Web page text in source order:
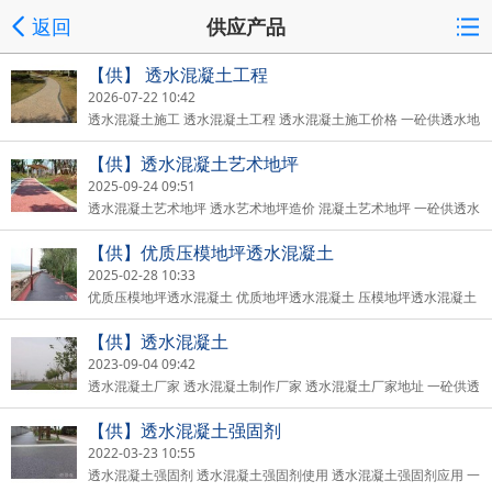
返回 供应产品
【供】 透水混凝土工程
2026-07-22 10:42
透水混凝土施工 透水混凝土工程 透水混凝土施工价格 一砼供透水地
坪也被称为生态透水地坪，透水混凝土，无砂混凝土等，是采用骨
【供】透水混凝土艺术地坪
2025-09-24 09:51
透水混凝土艺术地坪 透水艺术地坪造价 混凝土艺术地坪 一砼供透水
混凝土艺术地坪属于压印地坪的一种，它具有环保性，艺术性，和
【供】优质压模地坪透水混凝土
2025-02-28 10:33
优质压模地坪透水混凝土 优质地坪透水混凝土 压模地坪透水混凝土
价格 一砼供透水地坪也被称为生态透水地坪，透水混凝土，无砂混
【供】透水混凝土
2023-09-04 09:42
透水混凝土厂家 透水混凝土制作厂家 透水混凝土厂家地址 一砼供透
水地坪也被称为生态透水地坪，透水混凝土，无砂混凝土等，是采
【供】透水混凝土强固剂
2022-03-23 10:55
透水混凝土强固剂 透水混凝土强固剂使用 透水混凝土强固剂应用 一